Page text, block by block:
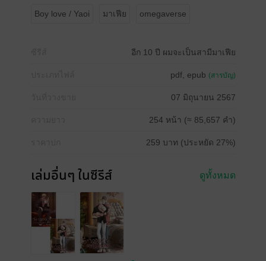
Boy love / Yaoi มาเฟีย omegaverse
อีก 10 ปี ผมจะเป็นสามีมาเฟีย
pdf, epub (สารบัญ)
07 มิถุนายน 2567
254 หน้า (≈ 85,657 คำ)
259 บาท (ประหยัด 27%)
เล่มอื่นๆ ในซีรีส์ ดูทั้งหมด